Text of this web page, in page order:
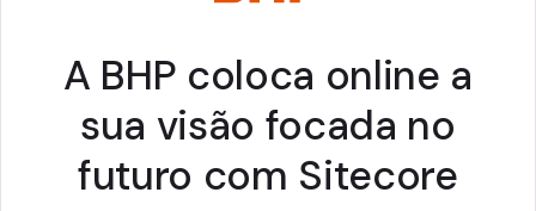
A BHP coloca online a
sua visão focada no
futuro com Sitecore